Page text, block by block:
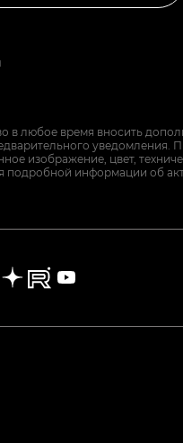
в любое время вносить
уведомления.
изображение, цвет,
информации об